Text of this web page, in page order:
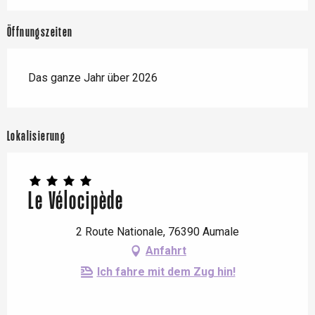
Öffnungszeiten
Das ganze Jahr über 2026
Lokalisierung
Le Vélocipède
2 Route Nationale, 76390 Aumale
Anfahrt
Ich fahre mit dem Zug hin!